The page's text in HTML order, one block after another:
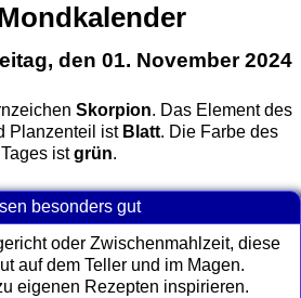
den 01. November 2024
Skorpion. Das Element des
Planzenteil ist Blatt. Die Farbe des
Tages istgrün.
besonders gutclick to collapse
oder Zwischenmahlzeit, diese
auf dem Teller und im Magen.
eigenen Rezepten inspirieren.